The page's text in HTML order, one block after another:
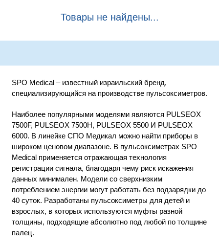
Товары не найдены...
SPO Medical – известный израильский бренд,
специализирующийся на производстве пульсоксиметров.
Наиболее популярными моделями являются PULSEOX
7500F, PULSEOX 7500H, PULSEOX 5500 И PULSEOX
6000. В линейке СПО Медикал можно найти приборы в
широком ценовом диапазоне. В пульсоксиметрах SPO
Medical применяется отражающая технология
регистрации сигнала, благодаря чему риск искажения
данных минимален. Модели со сверхнизким
потреблением энергии могут работать без подзарядки до
40 суток. Разработаны пульсоксиметры для детей и
взрослых, в которых используются муфты разной
толщины, подходящие абсолютно под любой по толщине
палец.